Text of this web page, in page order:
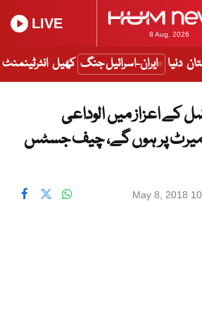
8 Aug, 2026
LIVE
دنیا ایران-اسرائیل جنگ کھیل انٹرٹینمنٹ
اعزاز میں الوداعی
پر ہوں گے، چیف جسٹس
May 8, 2018